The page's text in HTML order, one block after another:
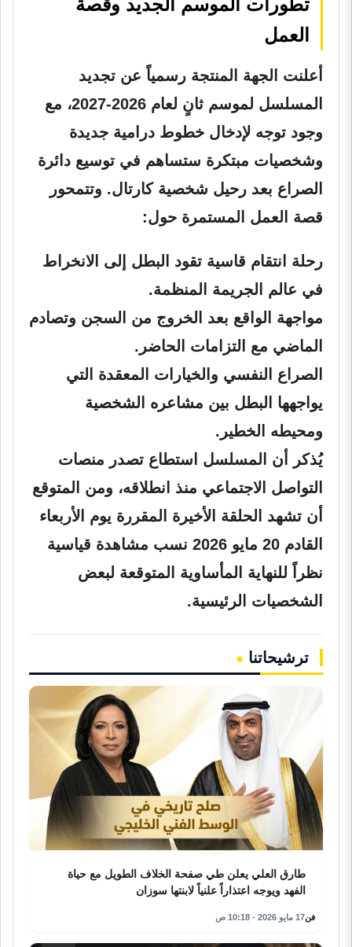
تطورات الموسم الجديد وقصة
العمل
أعلنت الجهة المنتجة رسمياً عن تجديد
المسلسل لموسم ثانٍ لعام 2026-2027، مع
وجود توجه لإدخال خطوط درامية جديدة
وشخصيات مبتكرة ستساهم في توسيع دائرة
الصراع بعد رحيل شخصية كارتال. وتتمحور
قصة العمل المستمرة حول:
رحلة انتقام قاسية تقود البطل إلى الانخراط
في عالم الجريمة المنظمة.
مواجهة الواقع بعد الخروج من السجن وتصادم
الماضي مع التزامات الحاضر.
الصراع النفسي والخيارات المعقدة التي
يواجهها البطل بين مشاعره الشخصية
ومحيطه الخطير.
يُذكر أن المسلسل استطاع تصدر منصات
التواصل الاجتماعي منذ انطلاقه، ومن المتوقع
أن تشهد الحلقة الأخيرة المقررة يوم الأربعاء
القادم 20 مايو 2026 نسب مشاهدة قياسية
نظراً للنهاية المأساوية المتوقعة لبعض
الشخصيات الرئيسية.
ترشيحاتنا
طارق العلي يعلن طي صفحة الخلاف الطويل مع حياة
الفهد ويوجه اعتذاراً علنياً لابنتها سوزان
فن17 مايو 2026 - 10:18 ص